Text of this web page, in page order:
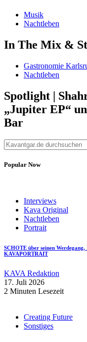
Musik
Nachtleben
In The Mix &
Gastronomie
Nachtleben
Spotlight |
„Jupiter EP“
Bar
Popular Now
Interviews
Kava Original
Nachtleben
Portrait
SCHOTE über seinen
KAVAPORTRAIT
KAVA Redaktion
17. Juli 2026
2 Minuten Lesezeit
Creating Future
Sonstiges